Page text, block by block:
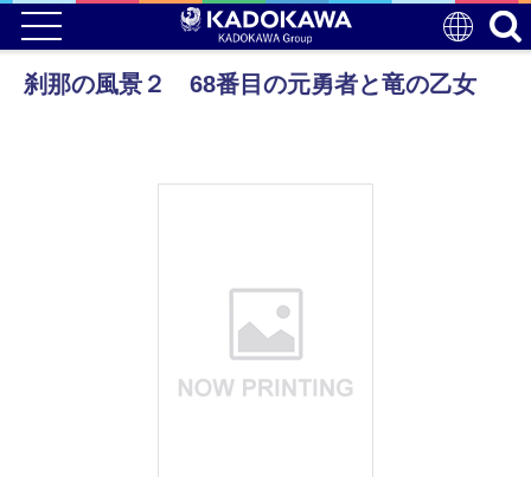
刹那の風景２ 68番目の元勇者と竜の乙女